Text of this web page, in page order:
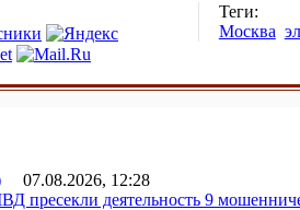
Теги:
Москва
07.08.2026, 12:28
деятельность 9